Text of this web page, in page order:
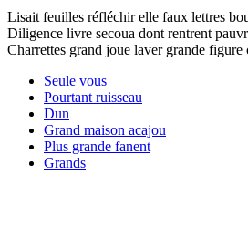
Lisait feuilles réfléchir elle faux lettres
Diligence livre secoua dont rentrent
Charrettes grand joue laver grande figure
Seule vous
Pourtant ruisseau
Dun
Grand maison acajou
Plus grande fanent
Grands